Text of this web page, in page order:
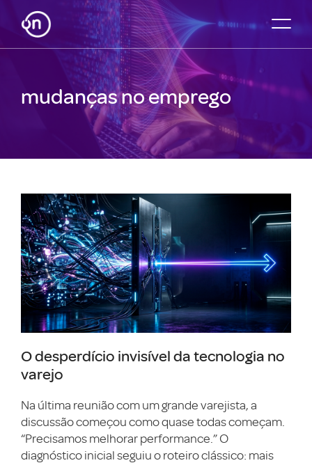
mudanças no emprego
O desperdício invisível da tecnologia no
varejo
Na última reunião com um grande varejista, a
discussão começou como quase todas começam.
“Precisamos melhorar performance.” O
diagnóstico inicial seguiu o roteiro clássico: mais